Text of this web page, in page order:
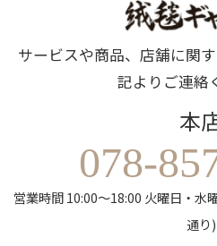
サービスや商品、店舗に関
記よりご連絡
本
078-
営業時間 10:00～18:00 火曜日・水
通り)